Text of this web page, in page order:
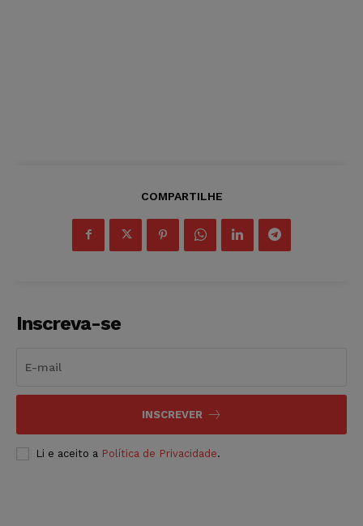
COMPARTILHE
Inscreva-se
INSCREVER
Li e aceito a Política de Privacidade.